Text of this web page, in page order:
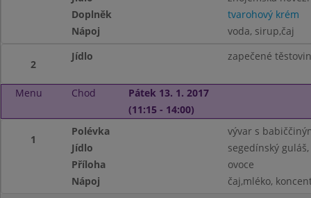
Doplněk
tvarohový krém
Nápoj
voda, sirup,čaj
2
Jídlo zapečené
Menu Chod
Pátek 13. 1. 2017
(11:15 - 14:00)
1
Polévka
vývar s
Jídlo
segedínský
Příloha
ovoce
Nápoj
čaj,mléko,